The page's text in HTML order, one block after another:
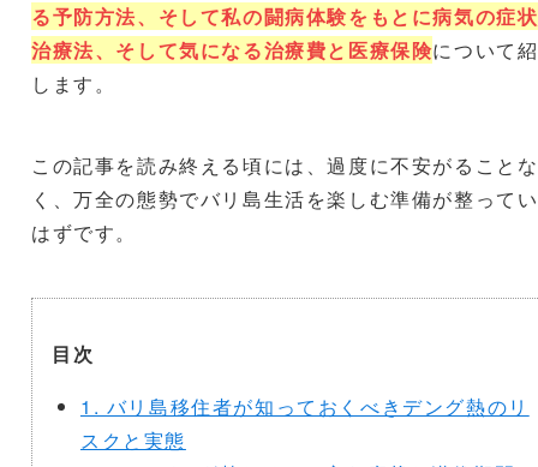
る予防方法、そして私の闘病体験をもとに病気の症
治療法、そして気になる治療費と医療保険について
します。
この記事を読み終える頃には、過度に不安がることな
く、万全の態勢でバリ島生活を楽しむ準備が整って
はずです。
目次
1. バリ島移住者が知っておくべきデング熱のリ
スクと実態